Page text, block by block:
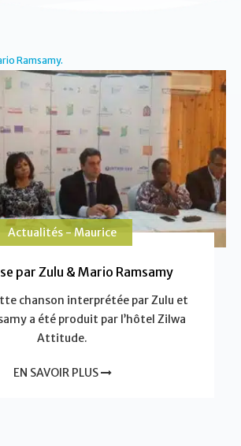
Ramsamy.
Actualités - Maurice
par Zulu & Mario Ramsamy
chanson interprétée par Zulu et
a été produit par l’hôtel Zilwa
Attitude.
EN SAVOIR PLUS